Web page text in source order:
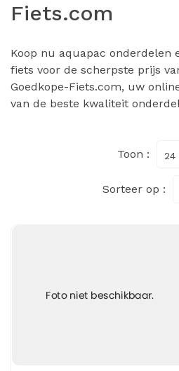
Fiets.com
Koop nu aquapac onderdelen
fiets voor de scherpste prijs
Goedkope-Fiets.com, uw
van de beste kwaliteit
Toon : 24
Sorteer op :